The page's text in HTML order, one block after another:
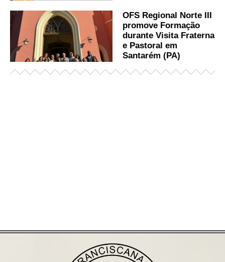
OFS Regional Norte III
promove Formação
durante Visita Fraterna
e Pastoral em
Santarém (PA)